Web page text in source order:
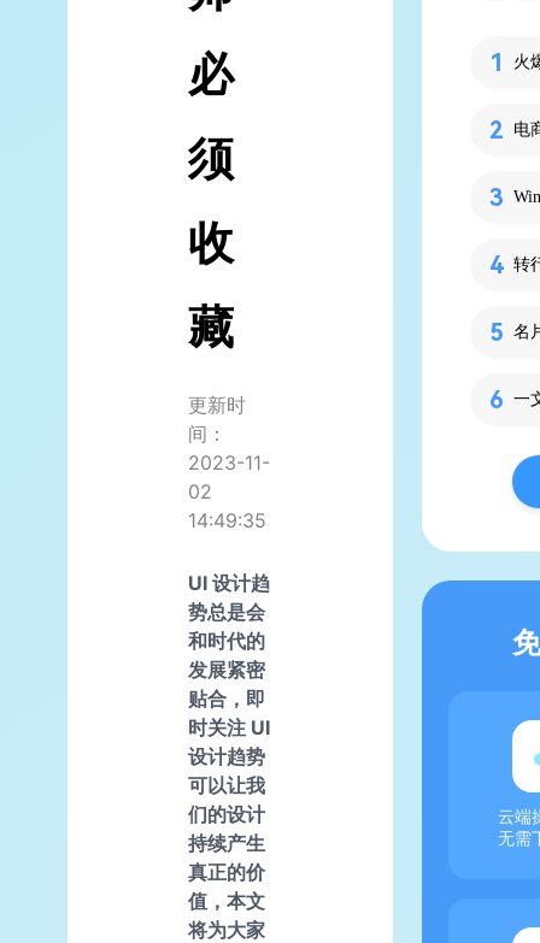
必
须
收
藏
更新时
间：
2023-11-
02
14:49:35
UI 设计趋
势总是会
和时代的
发展紧密
贴合，即
时关注 UI
设计趋势
可以让我
们的设计
持续产生
真正的价
值，本文
将为大家
火
转
名
一
云端
无需